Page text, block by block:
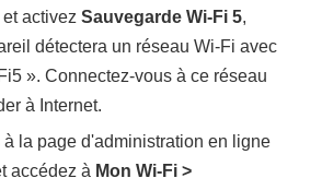
et activezSauvegarde Wi-Fi 5,
détectera un réseau Wi-Fi avec
». Connectez-vous à ce réseau
à Internet.
la page d'administration en ligne
accédez à Mon Wi-Fi >